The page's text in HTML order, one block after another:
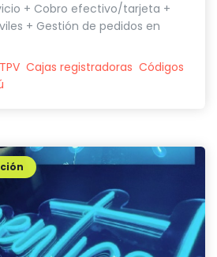
+ Cobro efectivo/tarjeta +
+ Gestión de pedidos en
TPV Cajas registradoras Códigos